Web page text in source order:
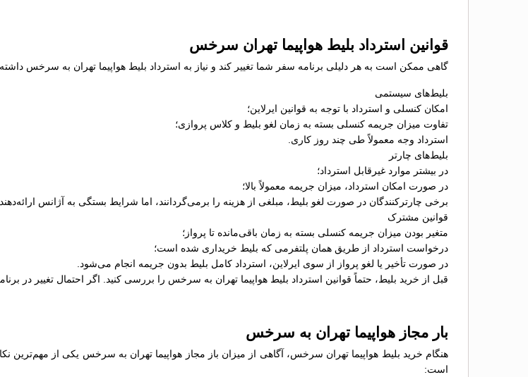
قوانین استرداد بلیط هواپیما تهران سرخس
گاهی ممکن است به هر دلیلی برنامه سفر شما تغییر کند و نیاز به استرداد بلیط هواپیما تهران به سرخس
بلیط‌های سیستمی
امکان کنسلی و استرداد با توجه به قوانین ایرلاین؛
تفاوت میزان جریمه کنسلی بسته به زمان لغو بلیط و کلاس پروازی؛
استرداد وجه معمولاً طی چند روز کاری.
بلیط‌های چارتر
در بیشتر موارد غیرقابل استرداد؛
در صورت امکان استرداد، میزان جریمه معمولاً بالا؛
برخی چارترکنندگان در صورت لغو بلیط، مبلغی از هزینه را برمی‌گردانند، اما شرایط بستگی به آژانس
قوانین مشترک
متغیر بودن میزان جریمه کنسلی بسته به زمان باقی‌مانده تا پرواز؛
درخواست استرداد از طریق همان پلتفرمی که بلیط خریداری شده است؛
در صورت تأخیر یا لغو پرواز از سوی ایرلاین، استرداد کامل بلیط بدون جریمه انجام می‌شود.
قبل از خرید بلیط، حتماً قوانین استرداد بلیط هواپیما تهران به سرخس را بررسی کنید. اگر احتمال تغییر در
بار مجاز هواپیما تهران به سرخس
هنگام خرید بلیط هواپیما تهران سرخس، آگاهی از میزان باز مجاز هواپیما تهران به سرخس یکی از مهم‌ترین
است: